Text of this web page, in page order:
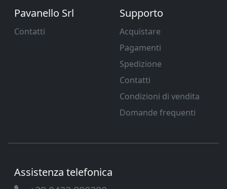
Pavanello Srl
Contatti
Supporto
Acquistare
Pagamenti
Spedizione
Contatti
Condizioni di vendita
Domande frequenti
Assistenza telefonica